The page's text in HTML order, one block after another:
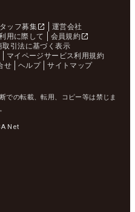
ッフ募集
運営会社
用に際して
会員規約
取引法に基づく表示
マイページサービス利用規約
せ ヘルプ サイトマップ
での転載、転用、コピー等は禁じま
Net